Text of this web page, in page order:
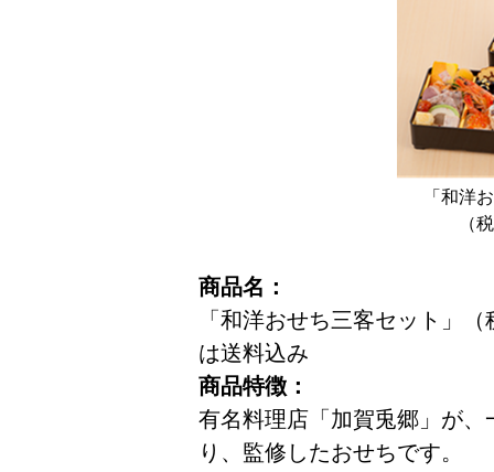
「和洋
（
商品名：
「和洋おせち三客セット
は送料込み
商品特徴：
有名料理店「加賀兎郷」が
り、監修したおせちです。